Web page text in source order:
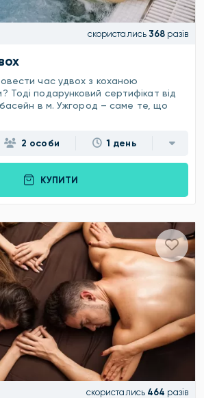
скористались 368 разів
час удвох з коханою
Тоді подарунковий сертифікат від
басейн в м. Ужгород – саме те, що
2 особи 1 день
КУПИТИ
скористались 464 разів